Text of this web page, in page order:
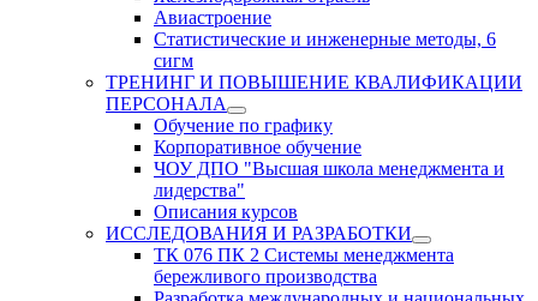
Авиастроение
Статистические и инженерные методы, 6
сигм
ТРЕНИНГ И ПОВЫШЕНИЕ КВАЛИФИКАЦИИ
ПЕРСОНАЛА
Обучение по графику
Корпоративное обучение
ЧОУ ДПО "Высшая школа менеджмента и
лидерства"
Описания курсов
ИССЛЕДОВАНИЯ И РАЗРАБОТКИ
ТК 076 ПК 2 Системы менеджмента
бережливого производства